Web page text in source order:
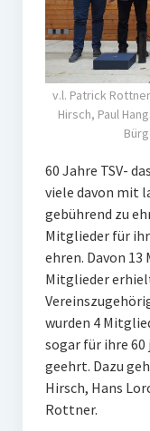
v.l. Patrick
Hirsch, Paul
60 Jahre TSV-
viele davon mit
gebührend zu
Mitglieder für
ehren. Davon 13
Mitglieder
wurden 4
sogar für ihre
geehrt. Dazu
Hirsch, Hans
Rottner.